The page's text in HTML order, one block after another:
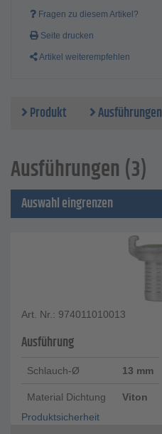
Fragen zu diesem Artikel?
Seite drucken
Artikel weiterempfehlen
Produkt Ausführungen
Ausführungen (3)
Auswahl eingrenzen
Art. Nr.: 974011010013
Ausführung
Schlauch-Ø 13 mm
Material Dichtung
Viton
Produktsicherheit